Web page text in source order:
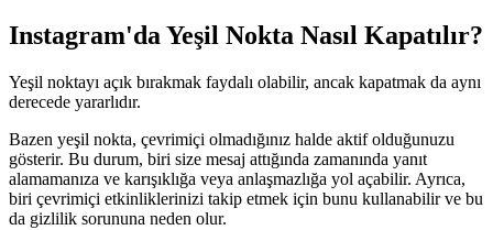
Instagram'da Yeşil Nokta Nasıl Kapatılır?
Yeşil noktayı açık bırakmak faydalı olabilir, ancak kapatmak da aynı
derecede yararlıdır.
Bazen yeşil nokta, çevrimiçi olmadığınız halde aktif olduğunuzu
gösterir. Bu durum, biri size mesaj attığında zamanında yanıt
alamamanıza ve karışıklığa veya anlaşmazlığa yol açabilir. Ayrıca,
biri çevrimiçi etkinliklerinizi takip etmek için bunu kullanabilir ve bu
da gizlilik sorununa neden olur.